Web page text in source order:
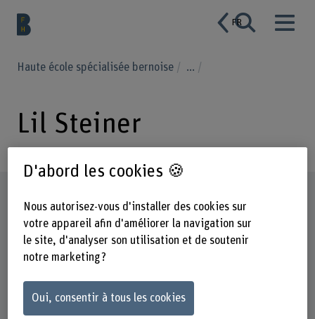
FR
Haute école spécialisée bernoise ...
Lil Steiner
D'abord les cookies 🍪
Nous autorisez-vous d'installer des cookies sur
votre appareil afin d'améliorer la navigation sur
le site, d'analyser son utilisation et de soutenir
notre marketing ?
Oui, consentir à tous les cookies